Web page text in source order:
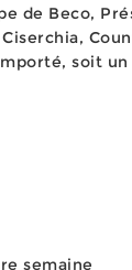
de Beco,
soit un
semaine